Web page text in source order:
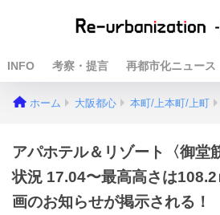
INFO 考察・提言 再都市化ニュース
ホーム 大阪都心 本町/上本町/上町
アパホテル＆リゾート〈御堂
状況 17.04〜最高高さは
画のお知らせが掲示される！